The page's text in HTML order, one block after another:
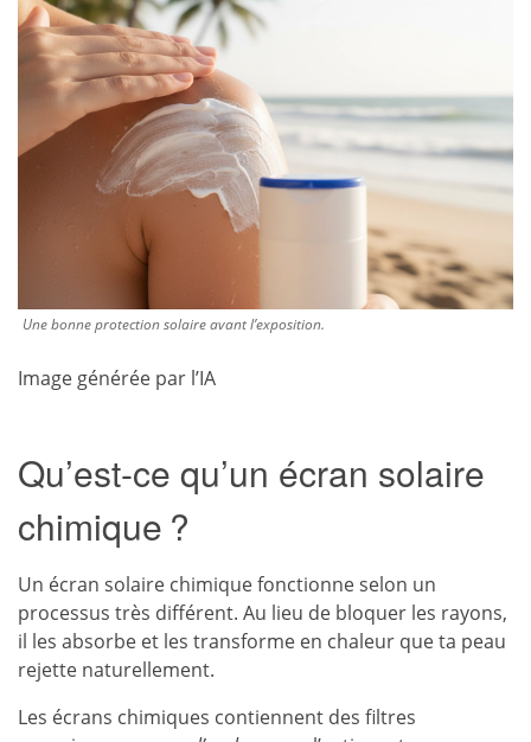
Une bonne protection solaire avant l’exposition.
Image générée par l’IA
Qu’est-ce qu’un écran solaire
chimique ?
Un écran solaire chimique fonctionne selon un
processus très différent. Au lieu de bloquer les rayons,
il les absorbe et les transforme en chaleur que ta peau
rejette naturellement.
Les écrans chimiques contiennent des filtres